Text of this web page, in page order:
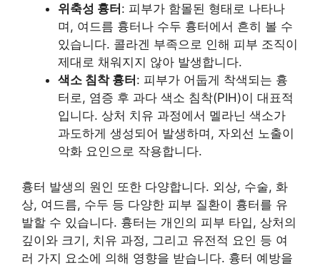
위축성 흉터: 피부가 함몰된 형태로 나타나
며, 여드름 흉터나 수두 흉터에서 흔히 볼 수
있습니다. 콜라겐 부족으로 인해 피부 조직이
제대로 채워지지 않아 발생합니다.
색소 침착 흉터: 피부가 어둡게 착색되는 흉
터로, 염증 후 과다 색소 침착(PIH)이 대표적
입니다. 상처 치유 과정에서 멜라닌 색소가
과도하게 생성되어 발생하며, 자외선 노출이
악화 요인으로 작용합니다.
흉터 발생의 원인 또한 다양합니다. 외상, 수술, 화
상, 여드름, 수두 등 다양한 피부 질환이 흉터를 유
발할 수 있습니다. 흉터는 개인의 피부 타입, 상처의
깊이와 크기, 치유 과정, 그리고 유전적 요인 등 여
러 가지 요소에 의해 영향을 받습니다. 흉터 예방을